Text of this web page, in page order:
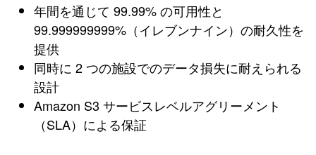
年間を通じて 99.99% の可用性と
99.999999999%（イレブンナイン）の耐久性を
提供
同時に 2 つの施設でのデータ損失に耐えられる
設計
Amazon S3 サービスレベルアグリーメント
（SLA）による保証